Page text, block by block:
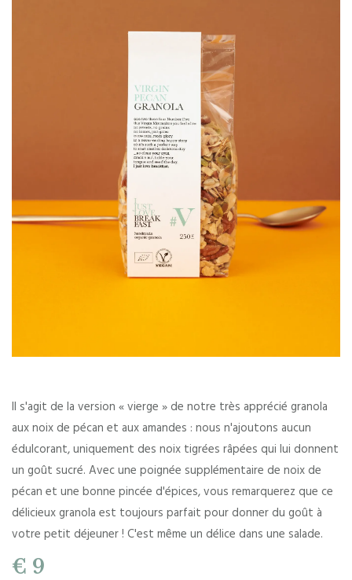
Il s'agit de la version « vierge » de notre très apprécié granola
aux noix de pécan et aux amandes : nous n'ajoutons aucun
édulcorant, uniquement des noix tigrées râpées qui lui donnent
un goût sucré. Avec une poignée supplémentaire de noix de
pécan et une bonne pincée d'épices, vous remarquerez que ce
délicieux granola est toujours parfait pour donner du goût à
votre petit déjeuner ! C'est même un délice dans une salade.
€ 9